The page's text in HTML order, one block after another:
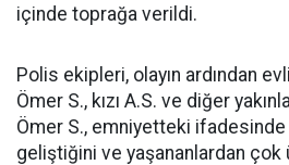
içinde toprağa verildi.
Polis ekipleri, olayın ardından
Ömer S., kızı A.S. ve diğer
Ömer S., emniyetteki ifadesinde
geliştiğini ve yaşananlardan çok